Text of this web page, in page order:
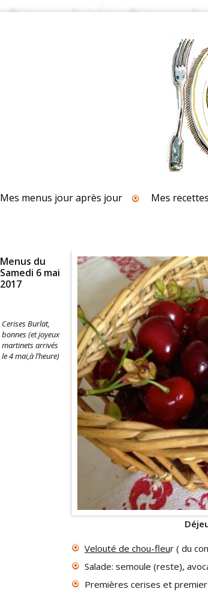
Mes menus jour après jour Mes
Menus du
Samedi 6 mai
2017
Cerises Burlat,
bonnes (et joyeux
martinets arrivés
le 4 mai,à l’heure)
Velouté de chou-fleur ( du
Salade: semoule (reste),
Premières cerises et